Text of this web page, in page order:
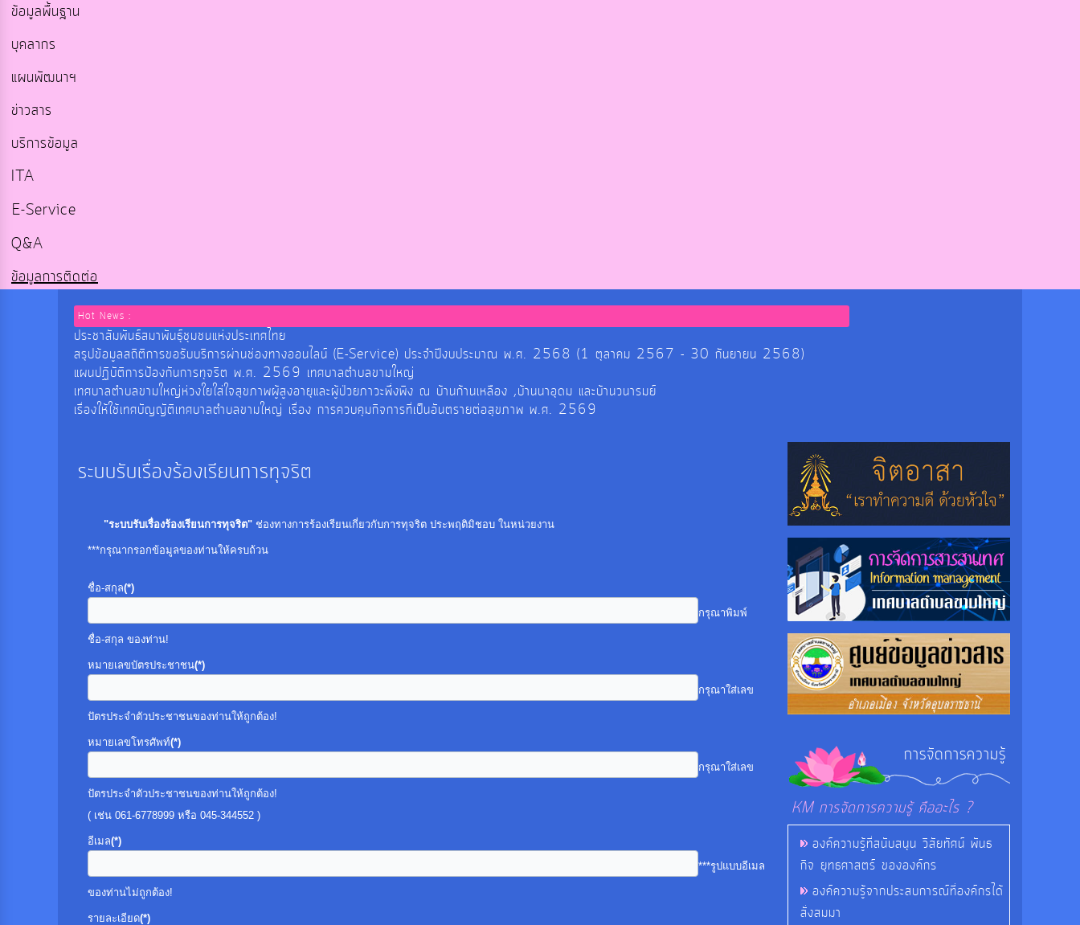
ข้อมูลพื้นฐาน
บุคลากร
แผนพัฒนาฯ
ข่าวสาร
บริการข้อมูล
ITA
E-Service
Q&A
ข้อมูลการติดต่อ
Hot News :
ประชาสัมพันธ์สมาพันธุ์ชุมชนแห่งประเทศไทย
สรุปข้อมูลสถิติการขอรับบริการผ่านช่องทางออนไลน์ (E-Service) ประจำปีงบประมาณ พ.ศ. 2568 (1 ตุลาคม 2567 - 30 กันยายน 2568)
แผนปฏิบัติการป้องกันการทุจริต พ.ศ. 2569 เทศบาลตำบลขามใหญ่
เทศบาลตำบลขามใหญ่ห่วงใยใส่ใจสุขภาพผู้สูงอายุและผู้ป่วยภาวะพึ่งพิง ณ บ้านก้านเหลือง ,บ้านนาอุดม และบ้านวนารมย์
เรื่องให้ใช้เทศบัญญัติเทศบาลตำบลขามใหญ่ เรื่อง การควบคุมกิจการที่เป็นอันตรายต่อสุขภาพ พ.ศ. 2569
ระบบรับเรื่องร้องเรียนการทุจริต
"ระบบรับเรื่องร้องเรียนการทุจริต"ช่องทางการร้องเรียนเกี่ยวกับการทุจริต ประพฤติมิชอบ ในหน่วยงาน
***กรุณากรอกข้อมูลของท่านให้ครบถ้วน
ชื่อ-สกุล(*)
กรุณาพิมพ์
ชื่อ-สกุล ของท่าน!
หมายเลขบัตรประชาชน(*)
กรุณาใส่เลข
ปัตรประจำตัวประชาชนของท่านให้ถูกต้อง!
หมายเลขโทรศัพท์(*)
กรุณาใส่เลข
ปัตรประจำตัวประชาชนของท่านให้ถูกต้อง!
( เช่น 061-6778999 หรือ 045-344552 )
อีเมล(*)
***รูปแบบอีเมล
ของท่านไม่ถูกต้อง!
รายละเอียด(*)
การจัดการความรู้
KM การจัดการความรู้ คืออะไร ?
องค์ความรู้ที่สนับสนุน วิสัยทัศน์ พันธ
กิจ ยุทธศาสตร์ ขององค์กร
องค์ความรู้จากประสบการณ์ที่องค์กรได้
สั่งสมมา